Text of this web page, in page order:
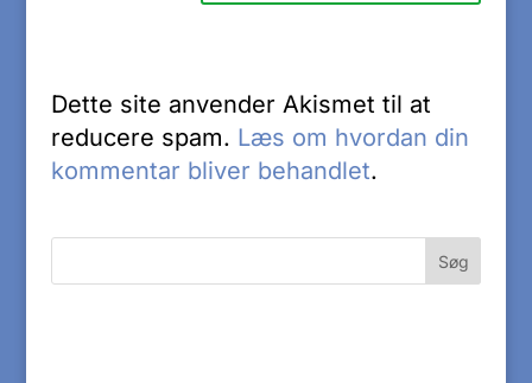
Dette site anvender Akismet til at
reducere spam. Læs om hvordan din
kommentar bliver behandlet.